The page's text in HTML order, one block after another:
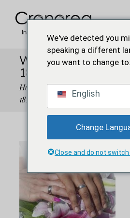
WEDDING-COUPLE-
1825866_640
Home Solidarity faith
1825866_640
We've detected you
speaking a different
you want to change to:
English
Change
Close and do not switch